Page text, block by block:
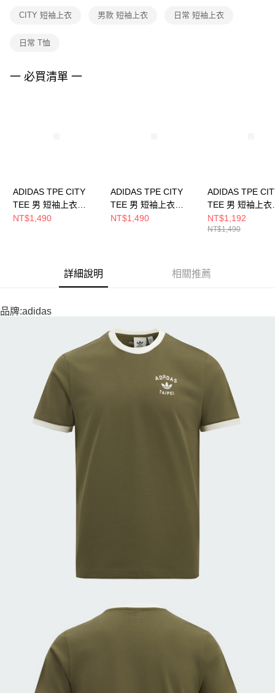
權轉讓予恩沛科技股份有限公司。
３．未成年的使用者請事先徵得法定代理人或監護人之同意方可使用
４．使用「AFTEE先享後付」時，將依據個別帳號之用戶狀況，依本公司即
CITY 短袖上衣 男款 短袖上衣 日常 短袖上衣
日常 T恤
一 必買清單 一
ADIDAS TPE CITY
TEE 男 短袖上衣
KE1334
NT$1,490
ADIDAS TPE CITY
TEE 男 短袖上衣
KE1333
NT$1,490
ADIDAS TPE
TEE 男 短袖上衣
KR1711
NT$1,192
NT$1,490
詳細說明 相關推薦
品牌:adidas